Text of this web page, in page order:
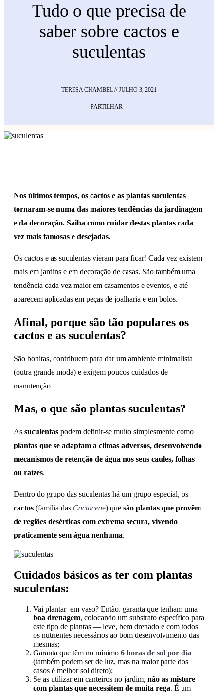
Tudo o que precisa de
saber sobre cactos e
suculentas
TERESA CHAMBEL //JULHO 3, 2021
PARTILHAR
Nos últimos tempos, os cactos e as plantas suculentas
tornaram-se numa das maiores tendências da jardinagem
e da decoração. Saiba como cuidar destas plantas cada
vez mais famosas e desejadas.
Os cactos e as suculentas vieram para ficar! Cada vez existem
mais em jardins e em decoração de casas. São também uma
tendência cada vez maior em casamentos e eventos, e até
aparecem aplicadas em peças de joalharia e em bolos.
Afinal, porque são tão populares os
cactos e as suculentas?
São bonitas, contribuem para dar um ambiente minimalista
(outra grande moda) e exigem poucos cuidados de
manutenção.
Mas, o que são plantas suculentas?
As suculentas podem definir-se muito simplesmente como
plantas que se adaptam a climas adversos, desenvolvendo
mecanismos de retenção de água nos seus caules, folhas
ou raízes.
Dentro do grupo das suculentas há um grupo especial, os
cactos (família das Cactaceae) que são plantas que provêm
de regiões desérticas com extrema secura, vivendo
praticamente sem água nenhuma.
Cuidados básicos as ter com plantas
suculentas:
Vai plantar em vaso? Então, garanta que tenham uma
boa drenagem, colocando um substrato específico para
este tipo de plantas — leve, bem drenado e com todos
os nutrientes necessários ao bom desenvolvimento das
mesmas;
Garanta que têm no mínimo 6 horas de sol por dia
(também podem ser de luz, mas na maior parte dos
casos é melhor sol direto);
Se as utilizar em canteiros no jardim, não as misture
com plantas que necessitem de muita rega. É um